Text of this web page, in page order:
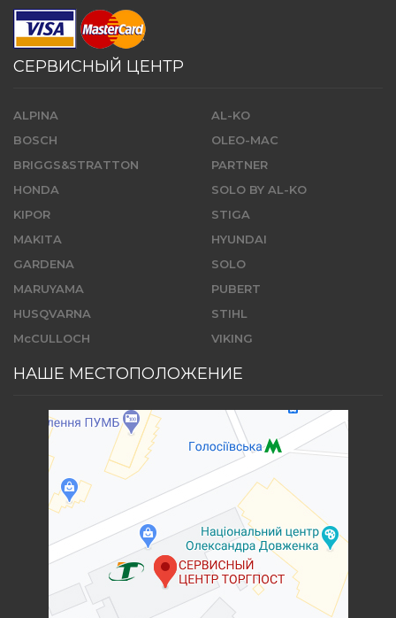
СЕРВИСНЫЙ ЦЕНТР
ALPINA
BOSCH
BRIGGS&STRATTON
HONDA
KIPOR
MAKITA
GARDENA
MARUYAMA
HUSQVARNA
McCULLOCH
AL-KO
OLEO-MAC
PARTNER
SOLO BY AL-KO
STIGA
HYUNDAI
SOLO
PUBERT
STIHL
VIKING
НАШЕ МЕСТОПОЛОЖЕНИЕ